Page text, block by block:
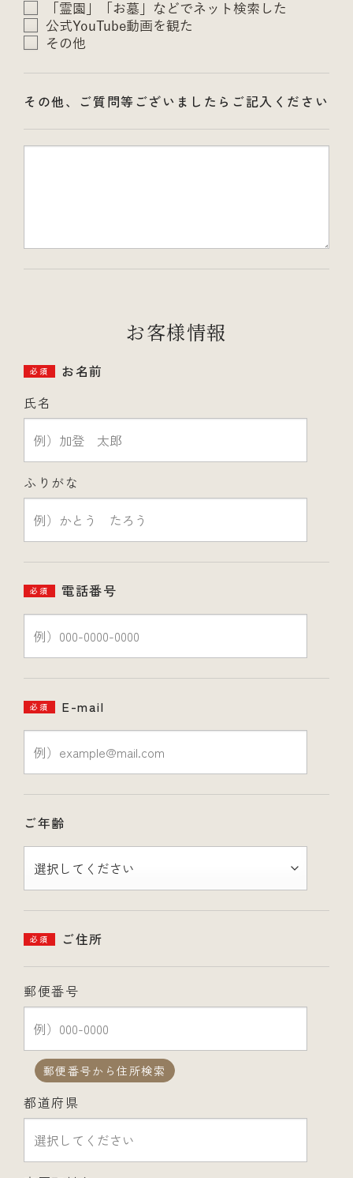
「霊園」「お墓」などでネット検索した
公式YouTube動画を観た
その他
その他、ご質問等ございましたらご記入ください
お客様情報
お名前
必須
氏名
ふりがな
電話番号
必須
E-mail
必須
ご年齢
ご住所
必須
郵便番号
郵便番号から住所検索
都道府県